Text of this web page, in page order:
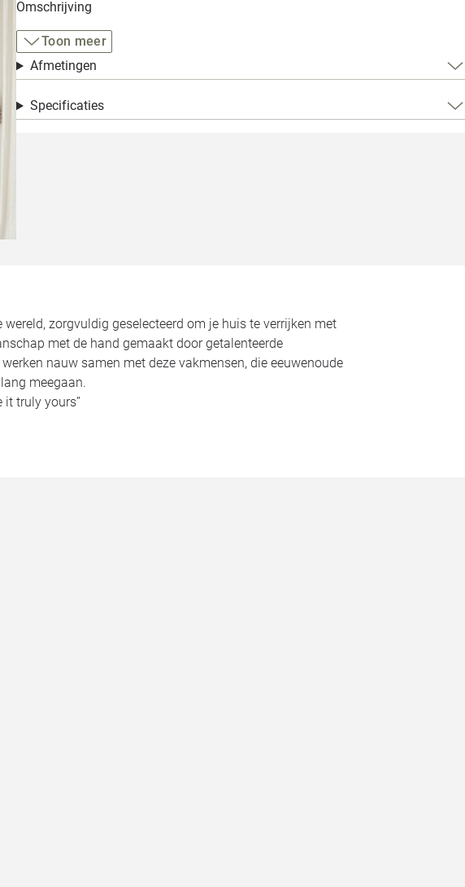
Alle
Omschrijving
Toon meer
Afmetingen
Specificaties
zorgvuldig geselecteerd om je huis te verrijken met
met de hand gemaakt door getalenteerde
nauw samen met deze vakmensen, die eeuwenoude
meegaan.
truly yours’’